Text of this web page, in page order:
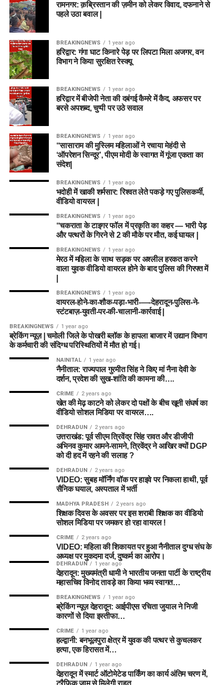
रामनगर: क़ब्रिस्तान की ज़मीन को लेकर विवाद, दफनाने से
पहले उठा बवाल |
BREAKINGNEWS 1 year ago
हरिद्वार: गंगा घाट किनारे पेड़ पर लिपटा मिला अजगर, वन
विभाग ने किया सुरक्षित रेस्क्यू
BREAKINGNEWS 1 year ago
हरिद्वार में बीजेपी नेता की दबंगई कैमरे में कैद, अफसर पर
बरसे अपशब्द, चुप्पी पर उठे सवाल
BREAKINGNEWS 1 year ago
“सासाराम की मुस्लिम महिलाओं ने रचाया मेहंदी से
‘ऑपरेशन सिन्दूर’, पीएम मोदी के स्वागत में गूंजा एकता का
संदेश|
BREAKINGNEWS 1 year ago
भदोही में खाकी शर्मसार: रिश्वत लेते पकड़े गए पुलिसकर्मी,
वीडियो वायरल |
BREAKINGNEWS 1 year ago
“चकराता के टाइगर फॉल में प्रकृति का कहर — भारी पेड़
और पत्थरों के गिरने से 2 की मौके पर मौत, कई घायल |
BREAKINGNEWS 1 year ago
मेरठ में महिला के साथ सड़क पर अश्लील हरकत करने
वाला युवक वीडियो वायरल होने के बाद पुलिस की गिरफ्त में
BREAKINGNEWS 1 year ago
वायरल-होने-का-शौक-पड़ा-भारी-—-देहरादून-पुलिस-ने-
स्टंटबाज़-युवती-पर-की-चालानी-कार्रवाई |
BREAKINGNEWS 1 year ago
ब्रेकिंग न्यूज़ | चमोली जिले के पोखरी ब्लॉक के हापला बाजार में उद्यान विभाग
के कर्मचारी की संदिग्ध परिस्थितियों में मौत हो गई।
NAINITAL 1 year ago
नैनीताल: राज्यपाल गुरमीत सिंह ने किए मां नैना देवी के
दर्शन, प्रदेश की सुख-शांति की कामना की….
CRIME 2 years ago
खेत की मेढ़ काटने को लेकर दो पक्षों के बीच खूनी संघर्ष का
वीडियो सोशल मिडिया पर वायरल….
DEHRADUN 2 years ago
उत्तराखंड: पूर्व सीएम त्रिवेंद्र सिंह रावत और डीजीपी
अभिनव कुमार आमने-सामने, त्रिवेंद्र ने आखिर क्यों DGP
को दी हद में रहने की सलाह ?
DEHRADUN 2 years ago
VIDEO: सुबह मॉर्निंग वॉक पर हाइवे पर निकला हाथी, पूर्व
सैनिक घयाल, अस्पताल में भर्ती
MADHYA PRADESH 2 years ago
शिक्षक दिवस के अवसर पर इस शराबी शिक्षक का वीडियो
सोशल मिडिया पर जमकर हो रहा वायरल !
CRIME 2 years ago
VIDEO: महिला की शिकायत पर हुआ नैनीताल दुग्ध संघ के
अध्यक्ष पर मुकदमा दर्ज, दुष्कर्म का आरोप।
DEHRADUN 1 year ago
देहरादून: मुख्यमंत्री धामी ने भारतीय जनता पार्टी के राष्ट्रीय
महासचिव विनोद तावड़े का किया भव्य स्वागत…
BREAKINGNEWS 1 year ago
ब्रेकिंग न्यूज़ देहरादून: आईपीएस रचिता जुयाल ने निजी
कारणों से दिया इस्तीफा…
CRIME 1 year ago
हल्द्वानी: बनभूलपुरा क्षेत्र में युवक की पत्थर से कुचलकर
हत्या, एक हिरासत में…
DEHRADUN 1 year ago
देहरादून में स्मार्ट ऑटोमेटेड पार्किंग का कार्य अंतिम चरण में,
ट्रैफिक जाम से मिलेगी राहत…